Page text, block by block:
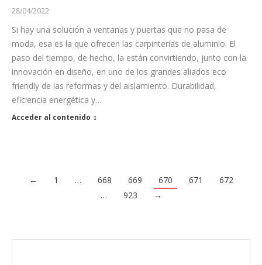
28/04/2022
Si hay una solución a ventanas y puertas que no pasa de
moda, esa es la que ofrecen las carpinterías de aluminio. El
paso del tiempo, de hecho, la están convirtiendo, junto con la
innovación en diseño, en uno de los grandes aliados eco
friendly de las reformas y del aislamiento. Durabilidad,
eficiencia energética y…
Acceder al contenido
← 1 … 668 669 670 671
672
…
923 →